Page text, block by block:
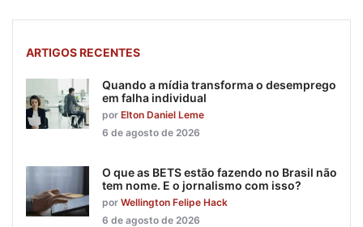
ARTIGOS RECENTES
Quando a mídia transforma o desemprego
em falha individual
por Elton Daniel Leme
6 de agosto de 2026
O que as BETS estão fazendo no Brasil não
tem nome. E o jornalismo com isso?
por Wellington Felipe Hack
6 de agosto de 2026